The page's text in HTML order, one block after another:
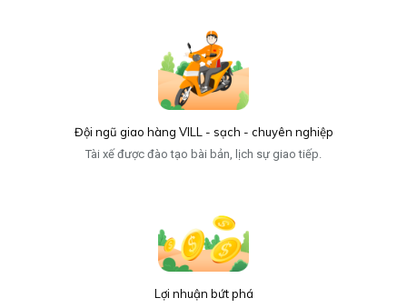
Đội ngũ giao hàng VILL - sạch - chuyên nghiệp
Tài xế được đào tạo bài bản, lịch sự giao tiếp.
Lợi nhuận bứt phá